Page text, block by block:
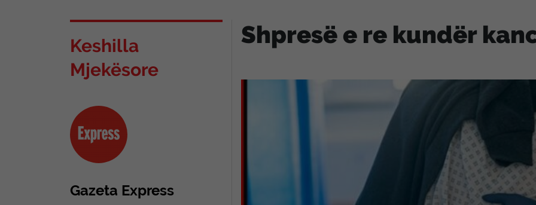
Keshilla
Mjekësore
Gazeta Express
Shpresë e re kundër